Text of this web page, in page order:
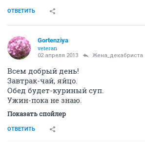
ОТВЕТИТЬ
Gortenziya
veteran
02 апреля 2013 Жена_декабриста
Всем добрый день!
Завтрак-чай, яйцо.
Обед будет-куриный суп.
Ужин-пока не знаю.
Показать спойлер
ОТВЕТИТЬ